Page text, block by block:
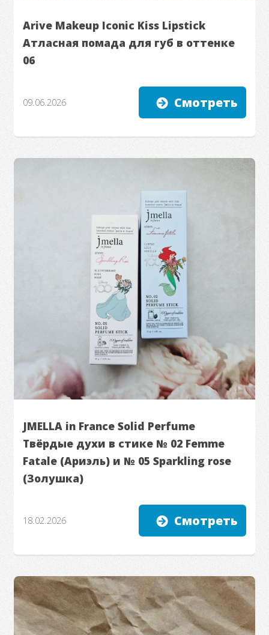
Arive Makeup Iconic Kiss Lipstick
Атласная помада для губ в оттенке
06
09.06.2026 Смотреть
JMELLA in France Solid Perfume
Твёрдые духи в стике № 02 Femme
Fatale (Ариэль) и № 05 Sparkling rose
(Золушка)
18.02.2026 Смотреть